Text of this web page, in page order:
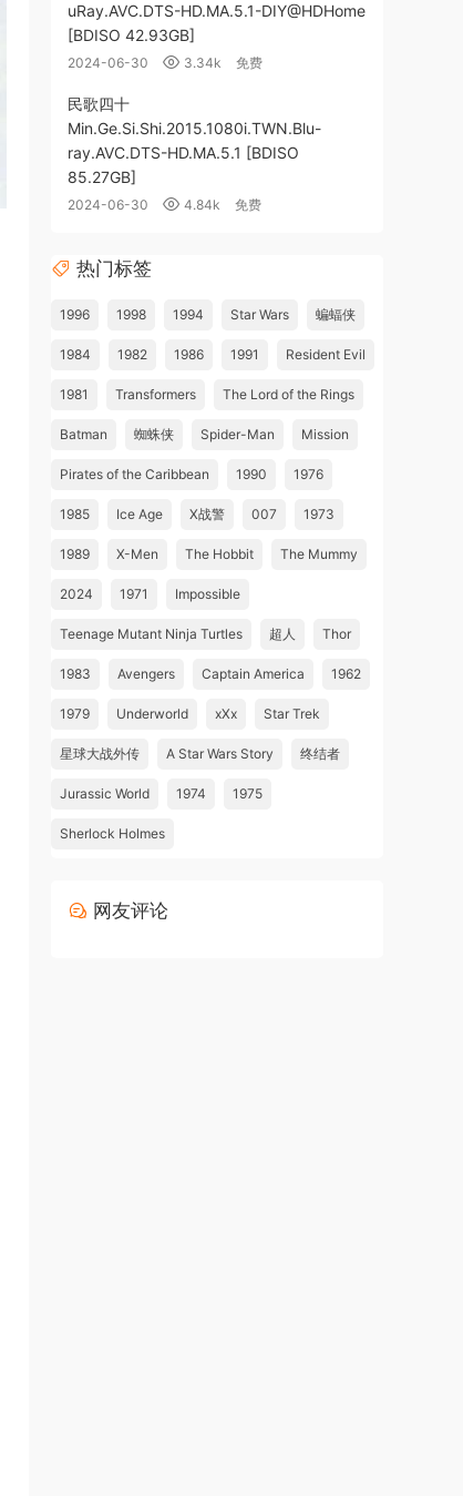
uRay.AVC.DTS-HD.MA.5.1-DIY@HDHome
[BDISO 42.93GB]
2024-06-30 3.34k 免费
民歌四十
Min.Ge.Si.Shi.2015.1080i.TWN.Blu-
ray.AVC.DTS-HD.MA.5.1 [BDISO
85.27GB]
2024-06-30 4.84k 免费
热门标签
1996 1998 1994 Star Wars 蝙蝠侠
1984 1982 1986 1991 Resident Evil
1981 Transformers The Lord of the Rings
Batman 蜘蛛侠 Spider-Man Mission
Pirates of the Caribbean 1990 1976
1985 Ice Age X战警 007 1973
1989 X-Men The Hobbit The Mummy
2024 1971 Impossible
Teenage Mutant Ninja Turtles 超人 Thor
1983 Avengers Captain America 1962
1979 Underworld xXx Star Trek
星球大战外传 A Star Wars Story 终结者
Jurassic World 1974 1975
Sherlock Holmes
网友评论